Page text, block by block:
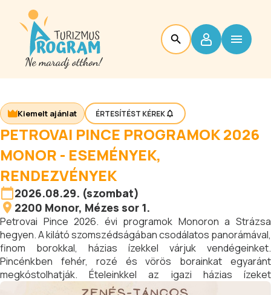
Kiemelt ajánlat ÉRTESÍTÉST KÉREK
PETROVAI PINCE PROGRAMOK 2026
MONOR - ESEMÉNYEK,
RENDEZVÉNYEK
2026.08.29. (szombat)
2200 Monor, Mézes sor 1.
Petrovai Pince 2026. évi programok Monoron a Strázsa
hegyen. A kilátó szomszédságában csodálatos panorámával,
finom borokkal, házias ízekkel várjuk vendégeinket.
Pincénkben fehér, rozé és vörös borainkat egyaránt
megkóstolhatják. Ételeinkkel az igazi házias ízeket
képviseljük.